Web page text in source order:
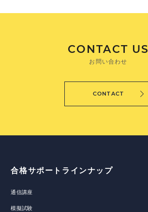
CONTACT US
お問い合わせ
CONTACT
合格サポートラインナップ
通信講座
模擬試験